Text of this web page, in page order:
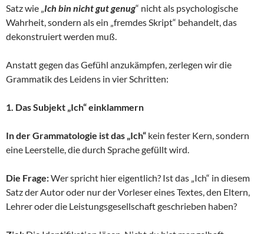
Satz wie „Ich bin nicht gut genug“ nicht als psychologische
Wahrheit, sondern als ein „fremdes Skript“ behandelt, das
dekonstruiert werden muß.
Anstatt gegen das Gefühl anzukämpfen, zerlegen wir die
Grammatik des Leidens in vier Schritten:
1. Das Subjekt „Ich“ einklammern
In der Grammatologie ist das „Ich“ kein fester Kern, sondern
eine Leerstelle, die durch Sprache gefüllt wird.
Die Frage:Wer spricht hier eigentlich? Ist das „Ich“ in diesem
Satz der Autor oder nur der Vorleser eines Textes, den Eltern,
Lehrer oder die Leistungsgesellschaft geschrieben haben?